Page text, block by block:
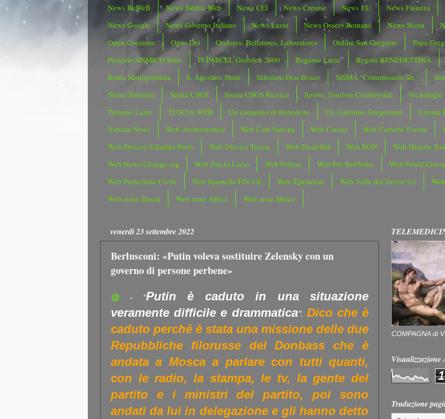
News BeWeB
News Bibbia Web News CEI News Cresme News EU
News Finanza
News Google
News Governo Italiano News Lazio News Osserv.Romano News Storia
Open Coesione
Opus Dei Oratores, Bellatores, Laboratores Ordine San Gregorio
Papa
Pericolo SISMICO Italia
PJ PARCEL Giubileo 2000 Regione Lazio
Regola BENEDETTINA
Roma Metropolitana
S. Agostino Nuns Salesiani Don Bosco SISMA "Commissario Str."
Sisma Tsunami
Sisma USGS Sisma USGS Ricerca Sports, Tourism Countryside
Tecnologie
Turismo Lazio
TUSCIA WEB Un cammino di Benedetto Un cammino Gregoriano
Unione
Vatican News
Web Archeomatica Web Cam Europa Web Caritas Web Catholic Forum
Web Diocesi S.Rufina Porto
Web Diocesi Tuscia Web Disabilità Web EON
Web History
Web News Change.org
Web Parchi Lazio Web Polizia Web Per Bell'Italia
Web
Web Protezione Civile
Web Sportello FIN.UE Web Tgtourism Web Valle del Tevere Co
Web zona Tuscia
Web zone Africa Web zone Meteo
venerdì 23 settembre 2022
Berlusconi: «Putin voleva sostituire Zelensky con un
governo di persone perbene»
@ - “Putin è caduto in una situazione
veramente difficile e drammatica". Dico che è
caduto perché è stata una missione delle due
Repubbliche filorusse del Donbass che è
andata a Mosca a parlare con tutti quanti,
con le radio, la stampa, le tv, la gente del
partito e i ministri del partito, poi sono
andati da lui in delegazione e gli hanno detto
COMPAGNA di
1
Traduzione